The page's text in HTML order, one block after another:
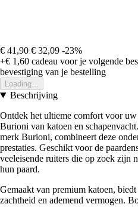
€ 41,90 € 32,09 -23%
+€ 1,60 cadeau voor je volgende
bevestiging van je bestelling
Loading...
Beschrijving
Ontdek het ultieme comfort voor
Burioni van katoen en
merk Burioni, combineert deze
prestaties. Geschikt voor de
veeleisende ruiters die op zoek zijn
hun paard.
Gemaakt van premium katoen,
zachtheid en ademend vermogen.